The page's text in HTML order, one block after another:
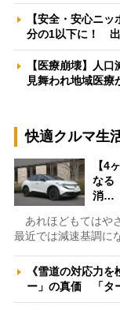
【安全・安心ニ
分の1以下に！
【医療崩壊】人
見舞われ地域医
快適クルマ生
【4
なる
消…
あれほどもてはや
最近では減速基調に
《雪道の対応力
ー」の真価 「タ